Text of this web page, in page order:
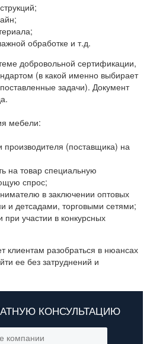
обработке и т.д.
добровольной сертификации,
(в какой именно выбирает
задачи). Документ
мебели:
производителя (поставщика) на
на товар специальную
спрос;
в заключении оптовых
и детсадами, торговыми сетями;
участии в конкурсных
клиентам разобраться в нюансах
ее без затруднений и
КОНСУЛЬТАЦИЮ